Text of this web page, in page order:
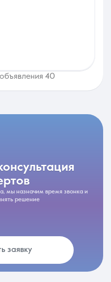
40
мы назначим время звонка и
решение
заявку